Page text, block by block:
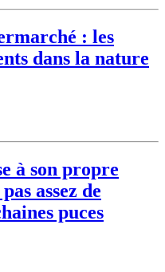
: les
dans la nature
à son propre
assez de
puces